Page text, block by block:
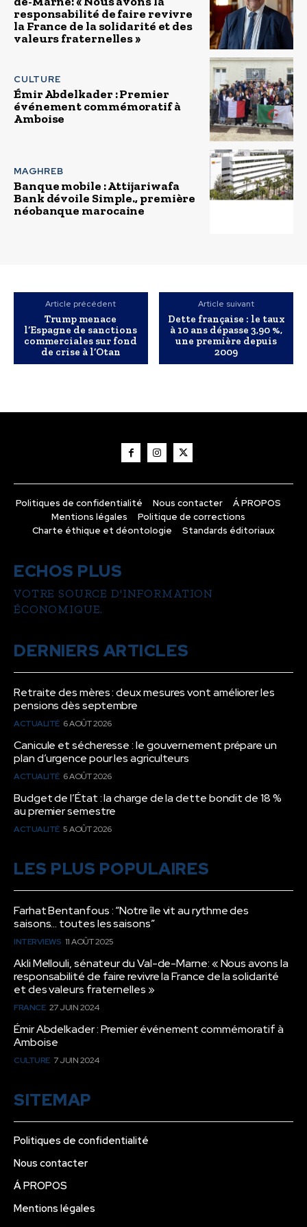
responsabilité de faire revivre
la France de la solidarité et des
valeurs fraternelles »
CULTURE
Émir Abdelkader : Premier
événement commémoratif à
Amboise
MAGHREB
Banque mobile : Attijariwafa
Bank dévoile Simple., première
néobanque marocaine
Article précédent
Trump menace
l’Espagne de sanctions
commerciales sur fond
de crise à l’Otan
Article suivant
Dette française : le taux
à 10 ans dépasse 3,90 %,
une première depuis
2009
Politiques de confidentialité Nous contacter
Á PROPOS
Mentions légales
Politique de corrections
Charte éthique et déontologie
Standards éditoriaux
ECHOS PLUS
VOTRE SOURCE D'INFORMATION
ÉCONOMIQUE.
DERNIERS ARTICLES
Retraite des mères : deux mesures vont améliorer les
pensions dès septembre
ACTUALITÉ 6 AOÛT 2026
Canicule et sécheresse : le gouvernement prépare un
plan d’urgence pour les agriculteurs
ACTUALITÉ 6 AOÛT 2026
Budget de l’État : la charge de la dette bondit de 18 %
au premier semestre
ACTUALITÉ 5 AOÛT 2026
LES PLUS POPULAIRES
Farhat Bentanfous : “Notre île vit au rythme des
saisons… toutes les saisons”
INTERVIEWS 11 AOÛT 2025
Akli Mellouli, sénateur du Val-de-Marne: « Nous avons la
responsabilité de faire revivre la France de la solidarité
et des valeurs fraternelles »
FRANCE 27 JUIN 2024
Émir Abdelkader : Premier événement commémoratif à
Amboise
CULTURE 7 JUIN 2024
SITEMAP
Politiques de confidentialité
Nous contacter
Á PROPOS
Mentions légales